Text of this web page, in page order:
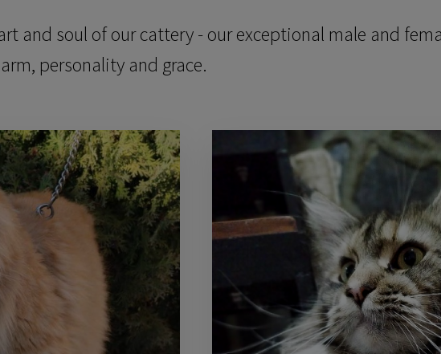
and soul of our cattery - our exceptional male and
personality and grace.